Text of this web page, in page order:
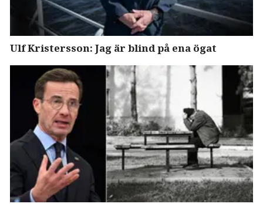
Ulf Kristersson: Jag är blind på ena ögat